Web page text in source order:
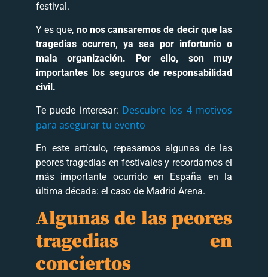
festival.
Y es que, no nos cansaremos de decir que las
tragedias ocurren, ya sea por infortunio o
mala organización. Por ello, son muy
importantes los seguros de responsabilidad
civil.
Te puede interesar: Descubre los 4 motivos
para asegurar tu evento
En este artículo, repasamos algunas de las
peores tragedias en festivales y recordamos el
más importante ocurrido en España en la
última década: el caso de Madrid Arena.
Algunas de las peores
tragedias en
conciertos